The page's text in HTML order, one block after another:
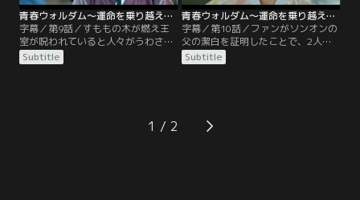
青春ウォルダム～運命を乗り越えて～ 第09話／字幕
字幕／第9話／すももの木が燃え王
室が呪われていると人々がうわさを
する中、ジェイはすももの木を燃や
したのは幽霊ではなく人であると主
ェイはすももの木を燃やすのに必要
な材料を入手した者の名前が書かれ
Subtitle
青春ウォルダム～運命を乗り越えて～ 第10話／字幕
字幕／第10話／ファンがソンオンの
父の潔白を証明したことで、2人は
改めて友であることを確認し合う。
10年前に碧川で何が起きたのかを調
ンボに責任があると主張する左議政
のハン・ジュンオン。
Subtitle
1